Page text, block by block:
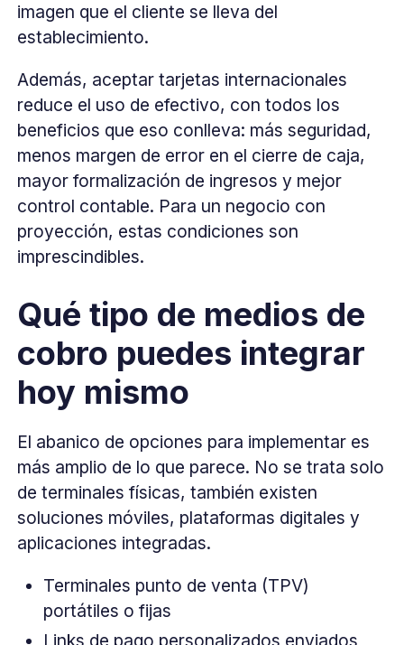
imagen que el cliente se lleva del
establecimiento.
Además, aceptar tarjetas internacionales
reduce el uso de efectivo, con todos los
beneficios que eso conlleva: más seguridad,
menos margen de error en el cierre de caja,
mayor formalización de ingresos y mejor
control contable. Para un negocio con
proyección, estas condiciones son
imprescindibles.
Qué tipo de medios de
cobro puedes integrar
hoy mismo
El abanico de opciones para implementar es
más amplio de lo que parece. No se trata solo
de terminales físicas, también existen
soluciones móviles, plataformas digitales y
aplicaciones integradas.
Terminales punto de venta (TPV)
portátiles o fijas
Links de pago personalizados enviados